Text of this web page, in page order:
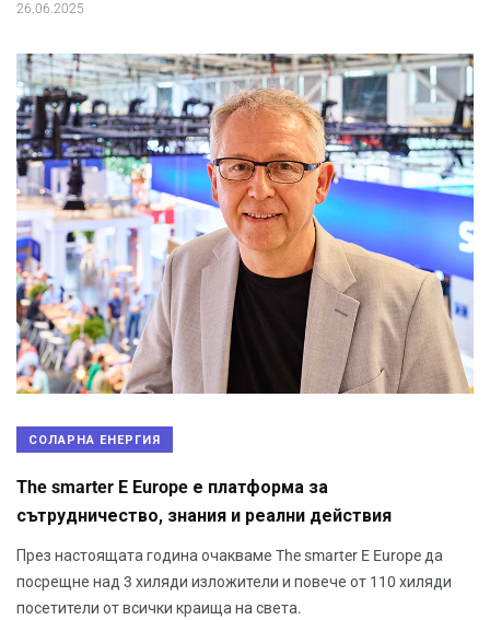
26.06.2025
СОЛАРНА ЕНЕРГИЯ
The smarter E Europe е платформа за
сътрудничество, знания и реални действия
През настоящата година очакваме The smarter E Europe да
посрещне над 3 хиляди изложители и повече от 110 хиляди
посетители от всички краища на света.